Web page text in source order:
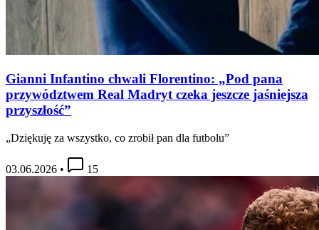
Gianni Infantino chwali Florentino: „Pod pana
przywództwem Real Madryt czeka jeszcze jaśniejsza
przyszłość”
„Dziękuję za wszystko, co zrobił pan dla futbolu”
03.06.2026 • 15